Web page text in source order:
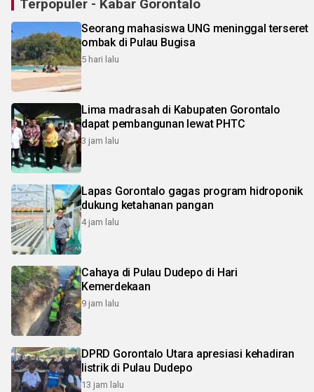
Terpopuler - Kabar Gorontalo
Seorang mahasiswa UNG meninggal terseret
ombak di Pulau Bugisa
5 hari lalu
Lima madrasah di Kabupaten Gorontalo
dapat pembangunan lewat PHTC
3 jam lalu
Lapas Gorontalo gagas program hidroponik
dukung ketahanan pangan
4 jam lalu
Cahaya di Pulau Dudepo di Hari
Kemerdekaan
9 jam lalu
DPRD Gorontalo Utara apresiasi kehadiran
listrik di Pulau Dudepo
13 jam lalu